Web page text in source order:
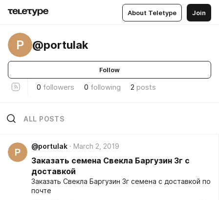
About Teletype Join
P @portulak
Follow
0 followers 0 following 2 posts
ALL POSTS
P
@portulak March 2, 2019
Заказать семена Свекла Баргузин 3г с
доставкой
Заказать Свекла Баргузин 3г семена с доставкой по
почте